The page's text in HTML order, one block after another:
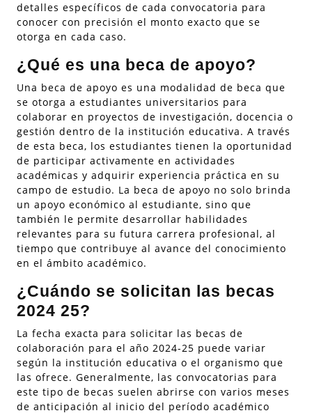
detalles específicos de cada convocatoria para
conocer con precisión el monto exacto que se
otorga en cada caso.
¿Qué es una beca de apoyo?
Una beca de apoyo es una modalidad de beca que
se otorga a estudiantes universitarios para
colaborar en proyectos de investigación, docencia o
gestión dentro de la institución educativa. A través
de esta beca, los estudiantes tienen la oportunidad
de participar activamente en actividades
académicas y adquirir experiencia práctica en su
campo de estudio. La beca de apoyo no solo brinda
un apoyo económico al estudiante, sino que
también le permite desarrollar habilidades
relevantes para su futura carrera profesional, al
tiempo que contribuye al avance del conocimiento
en el ámbito académico.
¿Cuándo se solicitan las becas
2024 25?
La fecha exacta para solicitar las becas de
colaboración para el año 2024-25 puede variar
según la institución educativa o el organismo que
las ofrece. Generalmente, las convocatorias para
este tipo de becas suelen abrirse con varios meses
de anticipación al inicio del período académico